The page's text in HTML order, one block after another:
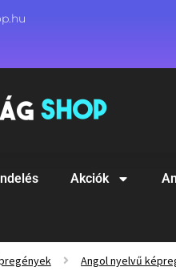
Akciók
Angol nyelvű